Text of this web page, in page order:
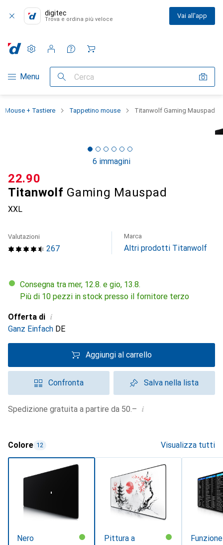
digitec
Trova e ordina più veloce Vai all'app
Categoria Navigazione
Menu Cerca
Impostazioni
Conto cliente
Liste di confronto
Liste dei desideri
Carrello
Mouse + Tastiere Tappetino mouse Titanwolf Gaming Mauspad
6 immagini
Titanwolf Gaming Mauspad
XXL
CHF
22.90
267
Valutazioni Marca
Altri prodotti Titanwolf
Consegna tra mer, 12.8. e gio, 13.8.
Più di 10 pezzi in stock presso il fornitore terzo
Offerta di i
Ganz Einfach DE
Aggiungi al carrello
Confronta Salva nella lista
Spedizione gratuita a partire da 50.– i
Colore 12 Visualizza tutti
Nero
Pittura a